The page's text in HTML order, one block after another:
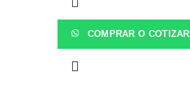
COMPRAR O COTIZAR